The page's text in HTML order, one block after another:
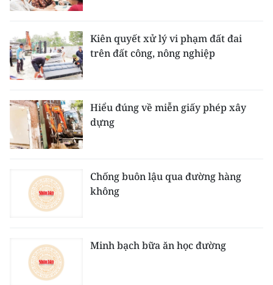
Kiên quyết xử lý vi phạm đất đai
trên đất công, nông nghiệp
Hiểu đúng về miễn giấy phép xây
dựng
Chống buôn lậu qua đường hàng
không
Minh bạch bữa ăn học đường